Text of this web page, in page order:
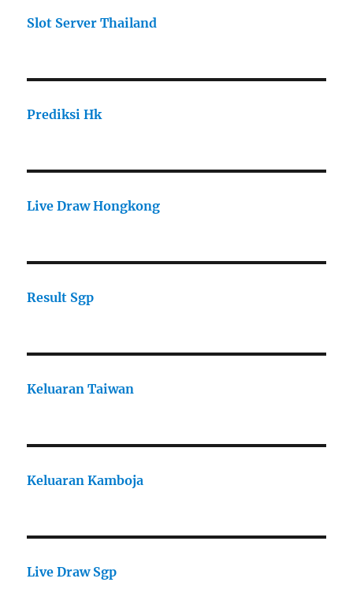
Slot Server Thailand
Prediksi Hk
Live Draw Hongkong
Result Sgp
Keluaran Taiwan
Keluaran Kamboja
Live Draw Sgp